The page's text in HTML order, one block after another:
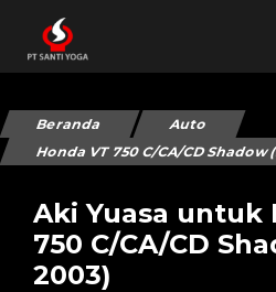
Beranda
Auto
Honda VT 750 C/CA/CD Shadow
Aki Yuasa untuk
750 C/CA/CD
2003)